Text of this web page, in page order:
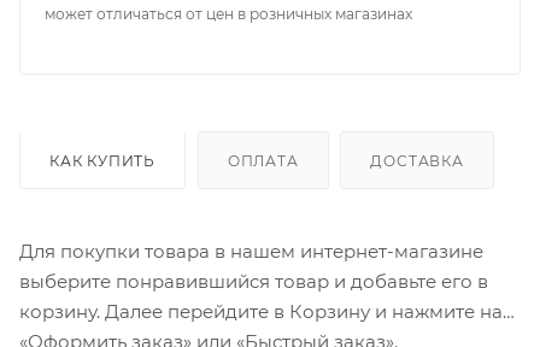
может отличаться от цен в розничных магазинах
КАК КУПИТЬ ОПЛАТА ДОСТАВКА
Для покупки товара в нашем интернет-магазине
выберите понравившийся товар и добавьте его в
корзину. Далее перейдите в Корзину и нажмите на
«Оформить заказ» или «Быстрый заказ».